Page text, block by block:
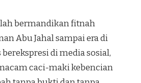
bermandikan fitnah
Abu Jahal sampai era di
di media sosial,
caci-maki kebencian